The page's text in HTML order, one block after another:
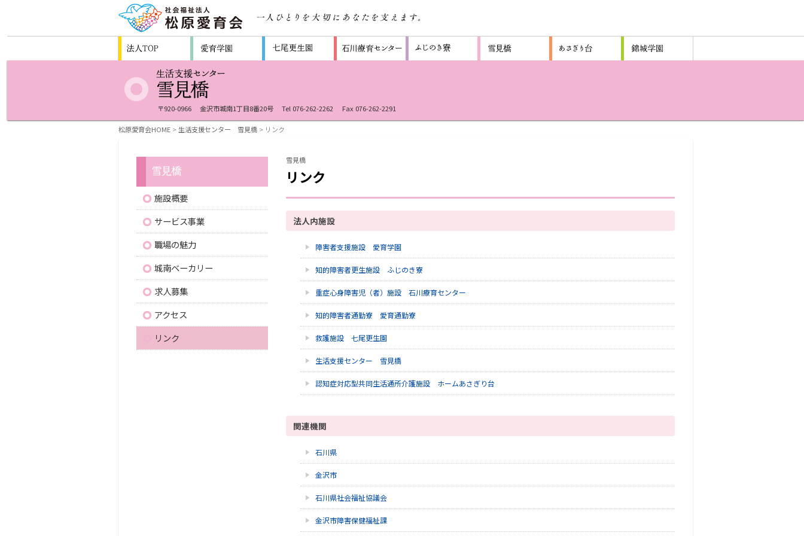
〒920-0966 金沢市城南1丁目8番20号 Tel 076-262-2262 Fax 076-262-2291
松原愛育会HOME > 生活支援センター 雪見橋 > リンク
雪見橋
リンク
法人内施設
障害者支援施設 愛育学園
知的障害者更生施設 ふじのき寮
重症心身障害児（者）施設 石川療育センター
知的障害者通勤寮 愛育通勤寮
救護施設 七尾更生園
生活支援センター 雪見橋
認知症対応型共同生活通所介護施設 ホームあさぎり台
関連機関
石川県
金沢市
石川県社会福祉協議会
金沢市障害保健福祉課
施設概要
サービス事業
職場の魅力
城南ベーカリー
求人募集
アクセス
リンク